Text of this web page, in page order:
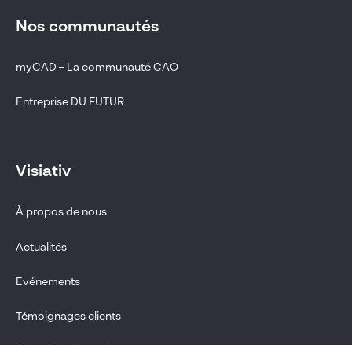
Nos communautés
myCAD – La communauté CAO
Entreprise DU FUTUR
Visiativ
À propos de nous
Actualités
Evénements
Témoignages clients